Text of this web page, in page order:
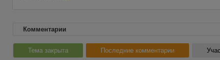
Комментарии
Тема закрыта Последние комментарии